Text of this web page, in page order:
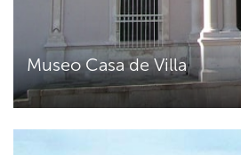
Museo Casa de Villa